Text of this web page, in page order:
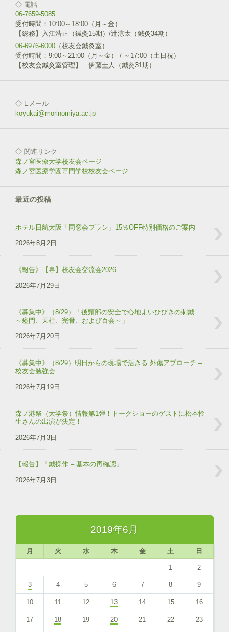
(
し
い
ウ
ィ
ン
ド
ウ
開
す
)
ッ
ク
し
て
く
だ
さ
い
新
ン
ド
ウ
す
)
◇ 電話
06-7659-5085
受付時間：10:00～18:00（月～金）
【総務】入江浩正（鍼灸15期）/辻涼太（鍼灸34期）
06-6976-6000 （校友会鍼灸室）
受付時間：9:00～21:00（月～金） / ～17:00（土日祝）
【校友会鍼灸室管理】 伊藤圭人（鍼灸31期）
◇ Eメール
koyukai@morinomiya.ac.jp
◇ 関連リンク
森ノ宮医療大学校友会ページ
森ノ宮医療学園専門学校校友会ページ
最近の投稿
ホテル日航大阪「同窓会プラン」15％OFF特別価格のご案内
2026年8月2日
《報告》【専】校友会交流会2026
2026年7月29日
《募集中》（8/29）「後頸部の安全で心地よいひびきの刺鍼
～瘂門、天柱、完骨、および百会～」
2026年7月20日
《募集中》（8/29）明日からの現場で活きる 外傷アプローチ –
校友会勉強会
2026年7月19日
森ノ港祭（大学祭）情報第1弾！トークショーのゲストに松本怜
生さんの出演が決定！
2026年7月3日
【報告】「鍼操作 – 基本の再確認」
2026年7月3日
2019年6月
月 火 水 木 金 土 日
1 2
3 4 5 6 7 8 9
10 11 12 13 14 15 16
17 18 19 20 21 22 23